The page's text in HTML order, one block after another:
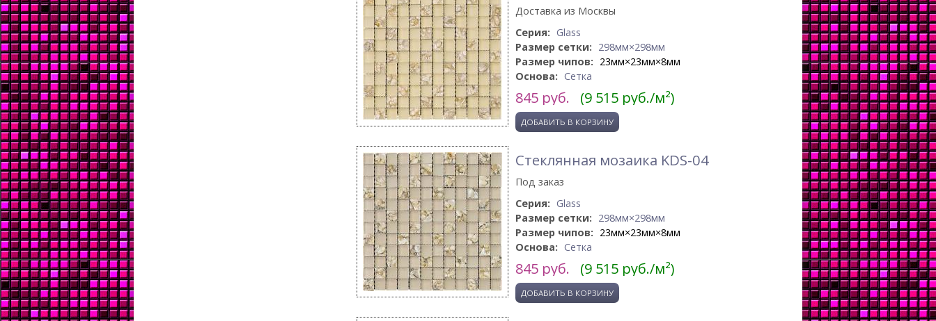
Доставка из Москвы
Серия: Glass
Размер сетки: 298мм×298мм
Размер чипов: 23мм×23мм×8мм
Основа: Сетка
845 руб. (9 515 руб./м²)
Стеклянная мозаика KDS-04
Под заказ
Серия: Glass
Размер сетки: 298мм×298мм
Размер чипов: 23мм×23мм×8мм
Основа: Сетка
845 руб. (9 515 руб./м²)